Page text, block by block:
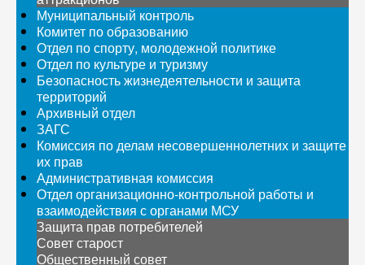
Муниципальный контроль
Комитет по образованию
Отдел по спорту, молодежной политике
Отдел по культуре и туризму
Безопасность жизнедеятельности и защита
территорий
Архивный отдел
ЗАГС
Комиссия по делам несовершеннолетних и защите
их прав
Административная комиссия
Отдел организационно-контрольной работы и
взаимодействия с органами МСУ
Защита прав потребителей
Совет старост
Общественный совет